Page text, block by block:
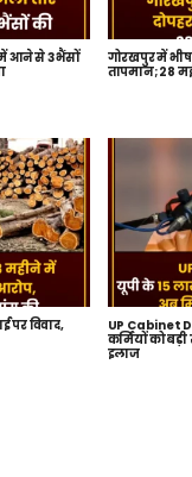
आने से 3 भैंसों
गोरखपुर में
तापमान; 28
पर विवाद,
UP Cabinet
कर्मियों को
इलाज